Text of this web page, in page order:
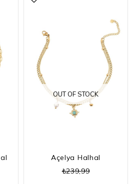
OUT OF STOCK
Açelya Halhal
₺239,99